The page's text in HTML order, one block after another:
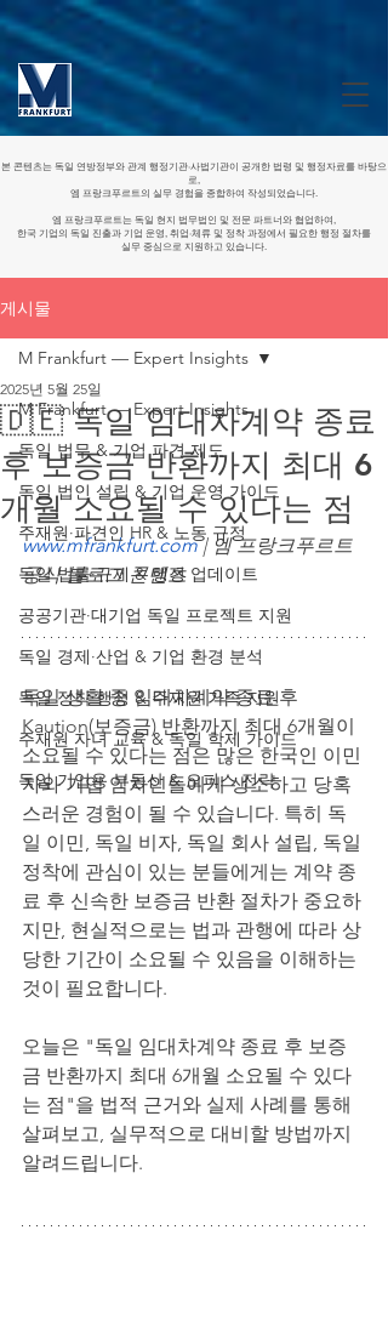
본 콘텐츠는 독일 연방정부와 관계 행정기관·사법기관이 공개한 법령 및 행정자료를 바탕으
로,
엠 프랑크푸르트의 실무 경험을 종합하여 작성되었습니다.
엠 프랑크푸르트는 독일 현지 법무법인 및 전문 파트너와 협업하여,
한국 기업의 독일 진출과 기업 운영, 취업·체류 및 정착 과정에서 필요한 행정 절차를
실무 중심으로 지원하고 있습니다.
게시물
M Frankfurt — Expert Insights
독일 법무 & 기업 파견 제도
독일 법인 설립 & 기업 운영 가이드
주재원·파견인 HR & 노동 규정
독일 법률·규제 & 행정 업데이트
공공기관·대기업 독일 프로젝트 지원
독일 경제·산업 & 기업 환경 분석
독일 정착 행정 & 주재원 가족 지원
주재원 자녀 교육 & 독일 학제 가이드
독일 기업용 부동산 & 오피스 전략
M Frankfurt — Expert Insights
🇩🇪 독일 임대차계약 종료
후 보증금 반환까지 최대 6
개월 소요될 수 있다는 점
2025년 5월 25일
www.mfrankfurt.com | 엠 프랑크푸르트
공식 블로그 콘텐츠
독일 생활 중 임대차계약 종료 후
Kaution(보증금) 반환까지 최대 6개월이
소요될 수 있다는 점은 많은 한국인 이민
자와 기업 임차인들에게 생소하고 당혹
스러운 경험이 될 수 있습니다. 특히 독
일 이민, 독일 비자, 독일 회사 설립, 독일
정착에 관심이 있는 분들에게는 계약 종
료 후 신속한 보증금 반환 절차가 중요하
지만, 현실적으로는 법과 관행에 따라 상
당한 기간이 소요될 수 있음을 이해하는
것이 필요합니다.
오늘은 "독일 임대차계약 종료 후 보증
금 반환까지 최대 6개월 소요될 수 있다
는 점"을 법적 근거와 실제 사례를 통해
살펴보고, 실무적으로 대비할 방법까지
알려드립니다.